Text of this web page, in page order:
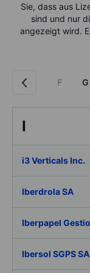
Sie, dass aus
sind und nur
angezeigt wird.
F G
I
i3 Verticals Inc.
Iberdrola SA
Iberpapel
Ibersol SGPS SA